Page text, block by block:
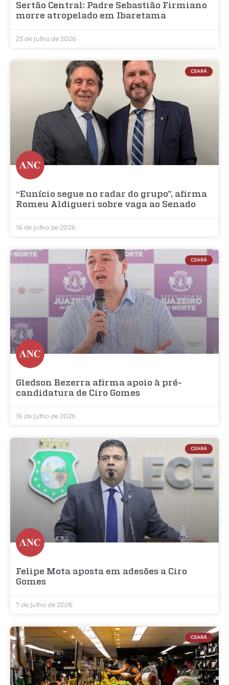
Sertão Central: Padre Sebastião Firmiano
morre atropelado em Ibaretama
23 de julho de 2026
CEARÁ
“Eunício segue no radar do grupo”, afirma
Romeu Aldigueri sobre vaga ao Senado
16 de julho de 2026
CEARÁ
Gledson Bezerra afirma apoio à pré-
candidatura de Ciro Gomes
16 de julho de 2026
CEARÁ
Felipe Mota aposta em adesões a Ciro
Gomes
7 de julho de 2026
CEARÁ